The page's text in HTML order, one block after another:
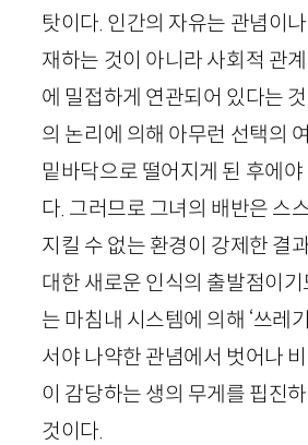
탓이다. 인간의 자유는 관념이
재하는 것이 아니라 사회적 관
에 밀접하게 연관되어 있다는
의 논리에 의해 아무런 선택의
밑바닥으로 떨어지게 된 후에
다. 그러므로 그녀의 배반은 스
지킬 수 없는 환경이 강제한 결
대한 새로운 인식의 출발점이
는 마침내 시스템에 의해 ‘쓰레
서야 나약한 관념에서 벗어나
이 감당하는 생의 무게를 핍진
것이다.